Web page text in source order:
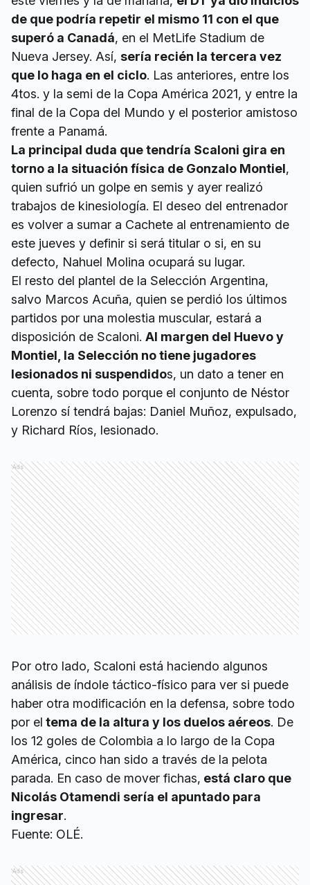
de que podría repetir el mismo 11 con el que
superó a Canadá, en el MetLife Stadium de
Nueva Jersey. Así, sería recién la tercera vez
que lo haga en el ciclo. Las anteriores, entre los
4tos. y la semi de la Copa América 2021, y entre la
final de la Copa del Mundo y el posterior amistoso
frente a Panamá.
La principal duda que tendría Scaloni gira en
torno a la situación física de Gonzalo Montiel,
quien sufrió un golpe en semis y ayer realizó
trabajos de kinesiología. El deseo del entrenador
es volver a sumar a Cachete al entrenamiento de
este jueves y definir si será titular o si, en su
defecto, Nahuel Molina ocupará su lugar.
El resto del plantel de la Selección Argentina,
salvo Marcos Acuña, quien se perdió los últimos
partidos por una molestia muscular, estará a
disposición de Scaloni. Al margen del Huevo y
Montiel, la Selección no tiene jugadores
lesionados ni suspendidos, un dato a tener en
cuenta, sobre todo porque el conjunto de Néstor
Lorenzo sí tendrá bajas: Daniel Muñoz, expulsado,
y Richard Ríos, lesionado.
Ads
Por otro lado, Scaloni está haciendo algunos
análisis de índole táctico-físico para ver si puede
haber otra modificación en la defensa, sobre todo
por el tema de la altura y los duelos aéreos. De
los 12 goles de Colombia a lo largo de la Copa
América, cinco han sido a través de la pelota
parada. En caso de mover fichas, está claro que
Nicolás Otamendi sería el apuntado para
ingresar.
Fuente: OLÉ.
Ads